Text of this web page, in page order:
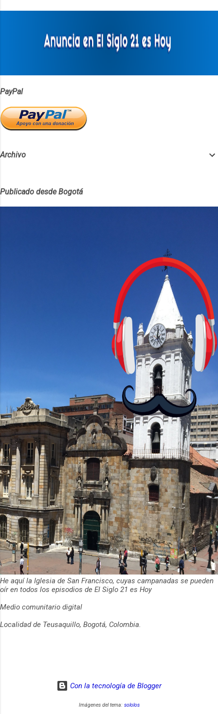
PayPal
Archivo
Publicado desde Bogotá
He aquí la Iglesia de San Francisco, cuyas campanadas se pueden
oír en todos los episodios de El Siglo 21 es Hoy
Medio comunitario digital
Localidad de Teusaquillo, Bogotá, Colombia.
Con la tecnología de Blogger
Imágenes del tema: sololos